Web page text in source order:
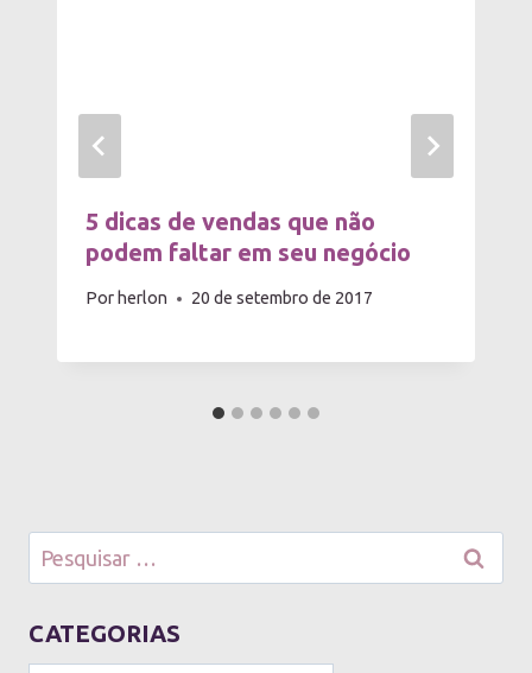
5 dicas de vendas que não
podem faltar em seu negócio
Por herlon 20 de setembro de 2017
Pesquisar
por:
CATEGORIAS